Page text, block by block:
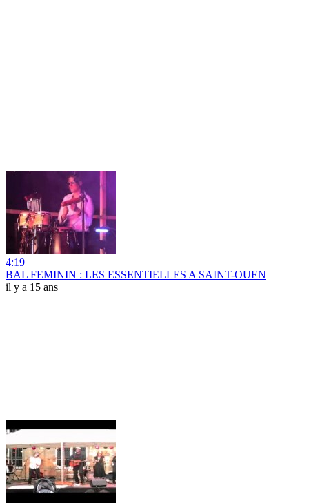
4:19
BAL FEMININ : LES ESSENTIELLES A SAINT-OUEN
il y a 15 ans